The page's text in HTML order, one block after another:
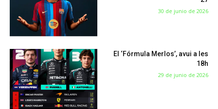
30 de junio de 2026
El ‘Fórmula Merlos’, avui a les
18h
29 de junio de 2026